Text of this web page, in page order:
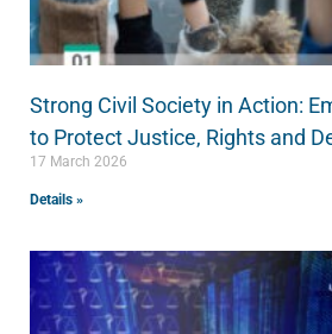
Strong Civil Society in Action:
to Protect Justice, Rights and
17 March 2026
Details »